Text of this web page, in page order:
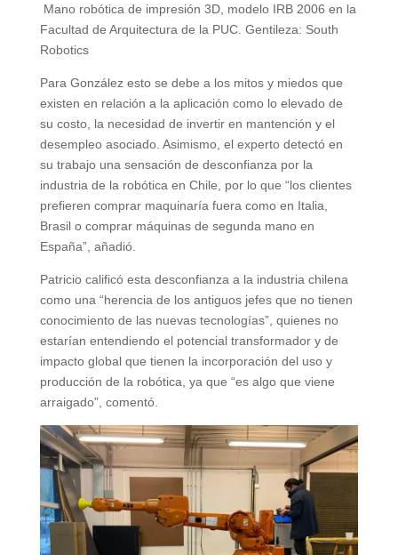
Mano robótica de impresión 3D, modelo IRB 2006 en la
Facultad de Arquitectura de la PUC. Gentileza: South
Robotics
Para González esto se debe a los mitos y miedos que
existen en relación a la aplicación como lo elevado de
su costo, la necesidad de invertir en mantención y el
desempleo asociado. Asimismo, el experto detectó en
su trabajo una sensación de desconfianza por la
industria de la robótica en Chile, por lo que “los clientes
prefieren comprar maquinaría fuera como en Italia,
Brasil o comprar máquinas de segunda mano en
España”, añadió.
Patricio calificó esta desconfianza a la industria chilena
como una “herencia de los antiguos jefes que no tienen
conocimiento de las nuevas tecnologías”, quienes no
estarían entendiendo el potencial transformador y de
impacto global que tienen la incorporación del uso y
producción de la robótica, ya que “es algo que viene
arraigado”, comentó.